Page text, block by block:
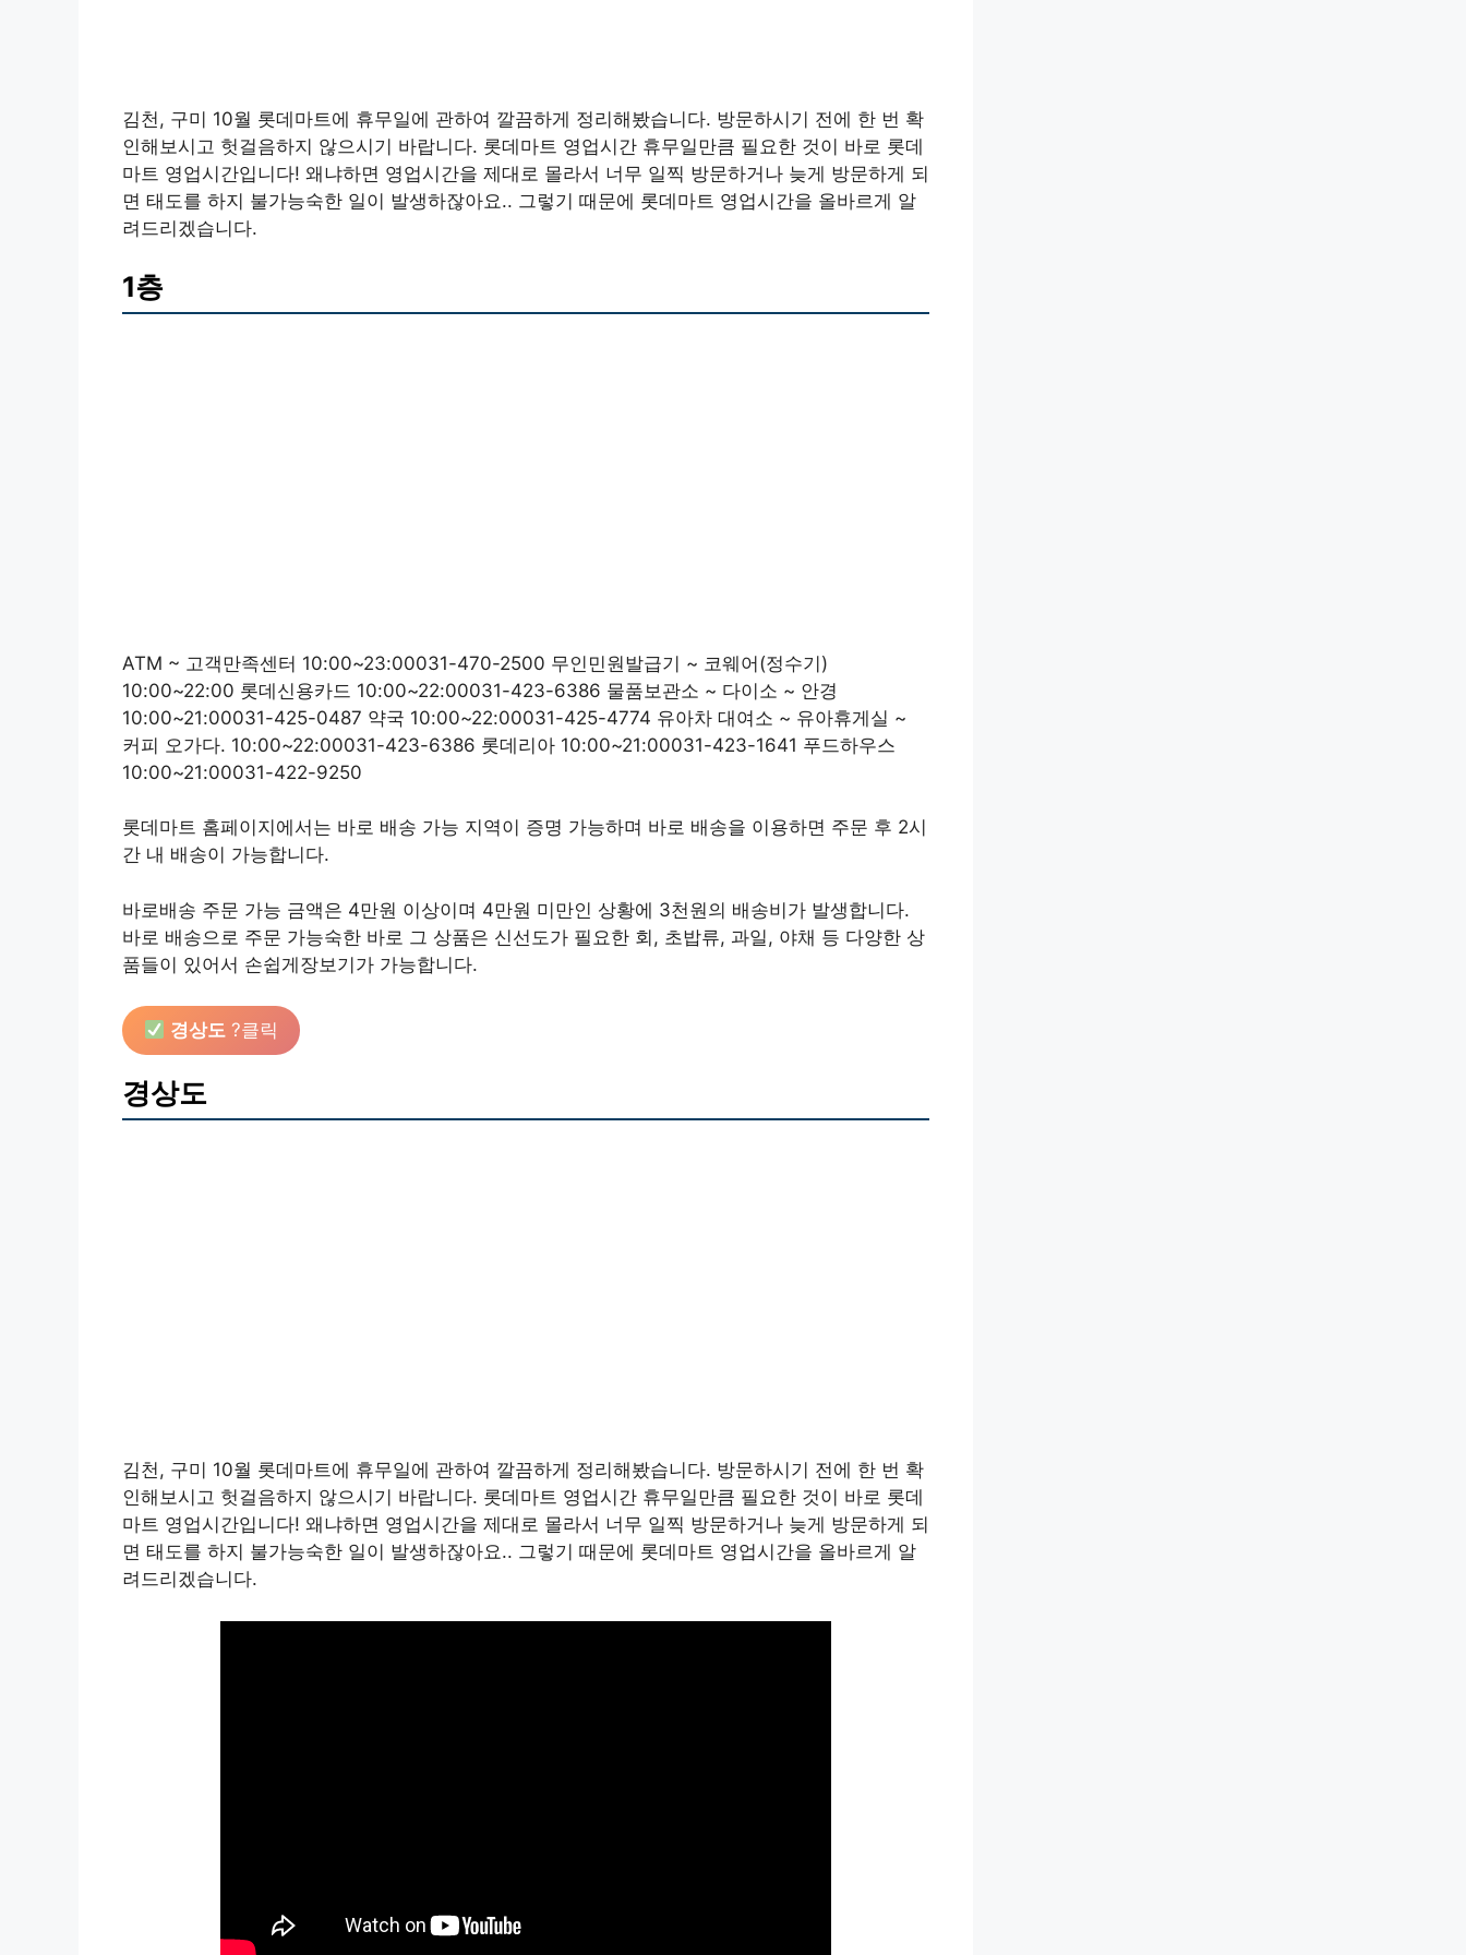
김천, 구미 10월 롯데마트에 휴무일에 관하여 깔끔하게 정리해봤습니다. 방문하시기 전에 한 번 확
인해보시고 헛걸음하지 않으시기 바랍니다. 롯데마트 영업시간 휴무일만큼 필요한 것이 바로 롯데
마트 영업시간입니다! 왜냐하면 영업시간을 제대로 몰라서 너무 일찍 방문하거나 늦게 방문하게 되
면 태도를 하지 불가능숙한 일이 발생하잖아요.. 그렇기 때문에 롯데마트 영업시간을 올바르게 알
려드리겠습니다.
1층
ATM ~ 고객만족센터 10:00~23:00031-470-2500 무인민원발급기 ~ 코웨어(정수기)
10:00~22:00 롯데신용카드 10:00~22:00031-423-6386 물품보관소 ~ 다이소 ~ 안경
10:00~21:00031-425-0487 약국 10:00~22:00031-425-4774 유아차 대여소 ~ 유아휴게실 ~
커피 오가다. 10:00~22:00031-423-6386 롯데리아 10:00~21:00031-423-1641 푸드하우스
10:00~21:00031-422-9250
롯데마트 홈페이지에서는 바로 배송 가능 지역이 증명 가능하며 바로 배송을 이용하면 주문 후 2시
간 내 배송이 가능합니다.
바로배송 주문 가능 금액은 4만원 이상이며 4만원 미만인 상황에 3천원의 배송비가 발생합니다.
바로 배송으로 주문 가능숙한 바로 그 상품은 신선도가 필요한 회, 초밥류, 과일, 야채 등 다양한 상
품들이 있어서 손쉽게장보기가 가능합니다.
경상도 ?클릭
경상도
김천, 구미 10월 롯데마트에 휴무일에 관하여 깔끔하게 정리해봤습니다. 방문하시기 전에 한 번 확
인해보시고 헛걸음하지 않으시기 바랍니다. 롯데마트 영업시간 휴무일만큼 필요한 것이 바로 롯데
마트 영업시간입니다! 왜냐하면 영업시간을 제대로 몰라서 너무 일찍 방문하거나 늦게 방문하게 되
면 태도를 하지 불가능숙한 일이 발생하잖아요.. 그렇기 때문에 롯데마트 영업시간을 올바르게 알
려드리겠습니다.